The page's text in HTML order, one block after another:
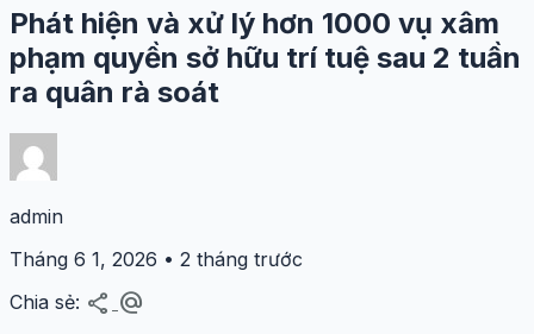
Phát hiện và xử lý hơn 1000 vụ xâm
phạm quyền sở hữu trí tuệ sau 2 tuần
ra quân rà soát
admin
Tháng 6 1, 2026 • 2 tháng trước
Chia sẻ: share alternate_email